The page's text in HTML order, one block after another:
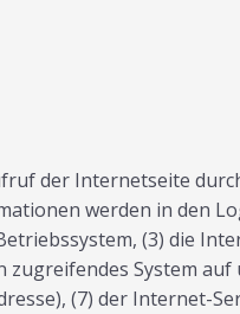
der Internetseite
werden in den
(3) die
System
(7) der Internet-